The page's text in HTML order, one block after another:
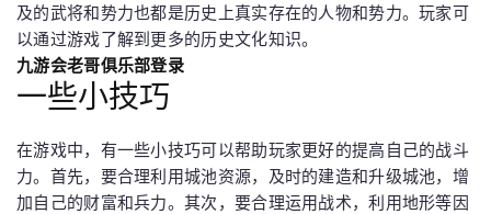
及的武将和势力也都是历史上真实存在的人物和势力。玩家可
以通过游戏了解到更多的历史文化知识。
九游会老哥俱乐部登录
一些小技巧
在游戏中，有一些小技巧可以帮助玩家更好的提高自己的战斗
力。首先，要合理利用城池资源，及时的建造和升级城池，增
加自己的财富和兵力。其次，要合理运用战术，利用地形等因